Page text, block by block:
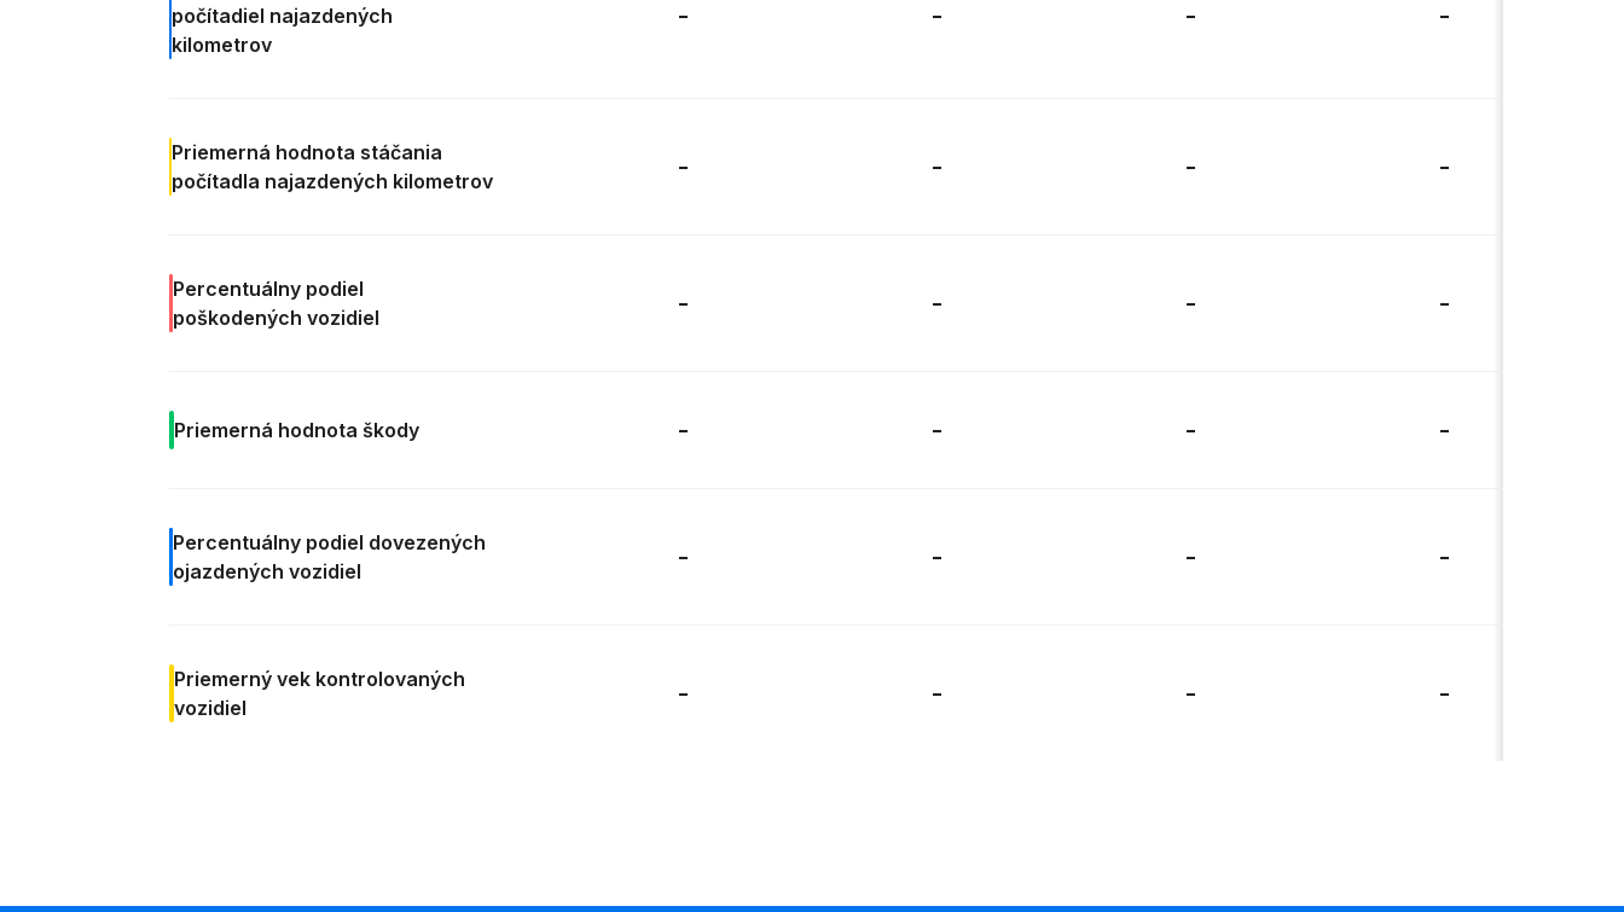
počítadiel najazdených
kilometrov
- - - -
Priemerná hodnota stáčania
počítadla najazdených kilometrov
- - - -
Percentuálny podiel
poškodených vozidiel
- - - -
Priemerná hodnota škody - - - -
Percentuálny podiel dovezených
ojazdených vozidiel
- - - -
Priemerný vekkontrolovaných
vozidiel
- - - -